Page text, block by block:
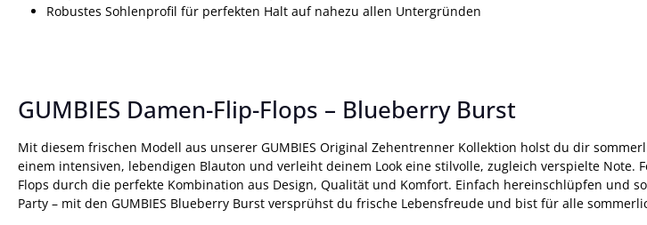
Robustes Sohlenprofil für perfekten Halt auf nahezu allen Untergründen
GUMBIES Damen-Flip-Flops – Blueberry Burst
Mit diesem frischen Modell aus unserer GUMBIES Original Zehentrenner Kollektion holst du dir
einem intensiven, lebendigen Blauton und verleiht deinem Look eine stilvolle, zugleich verspielte
Flops durch die perfekte Kombination aus Design, Qualität und Komfort. Einfach hereinschlüpfen und
Party – mit den GUMBIES Blueberry Burst versprühst du frische Lebensfreude und bist für alle